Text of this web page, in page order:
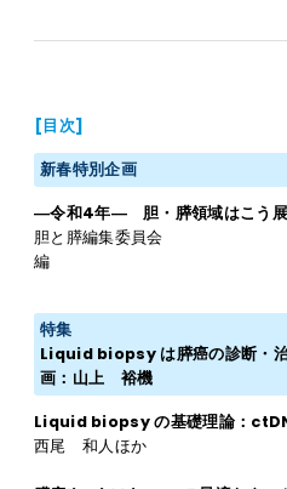
[目次]
新春特別企画
―令和4年― 胆・膵領域はこう展
胆と膵編集委員会
編
特集
Liquid biopsy は膵癌の診断・
画：山上 裕機
Liquid biopsy の基礎理論：
西尾 和人ほか